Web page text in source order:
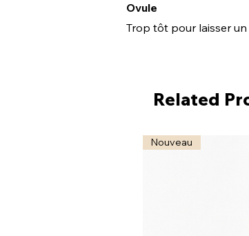
Ovule
Trop tôt pour laisser un
Related
Nouveau